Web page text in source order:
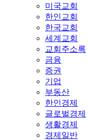
미국교회
한인교회
한국교회
세계교회
교회주소록
금융
증권
기업
부동산
한인경제
글로벌경제
생활경제
경제일반